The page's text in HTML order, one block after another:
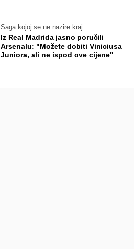
Saga kojoj se ne nazire kraj
Iz Real Madrida jasno poručili
Arsenalu: "Možete dobiti Viniciusa
Juniora, ali ne ispod ove cijene"